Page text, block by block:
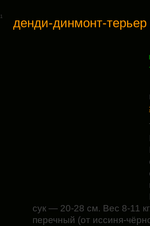
денди-динмонт-терьер
сук — 20-28 см. Вес 8-11
перечный (от иссиня-